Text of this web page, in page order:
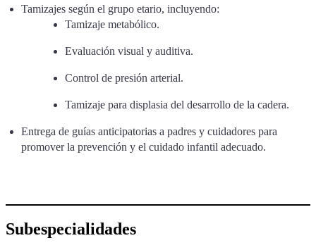
Tamizajes según el grupo etario, incluyendo:
Tamizaje metabólico.
Evaluación visual y auditiva.
Control de presión arterial.
Tamizaje para displasia del desarrollo de la cadera.
Entrega de guías anticipatorias a padres y cuidadores para
promover la prevención y el cuidado infantil adecuado.
Subespecialidades